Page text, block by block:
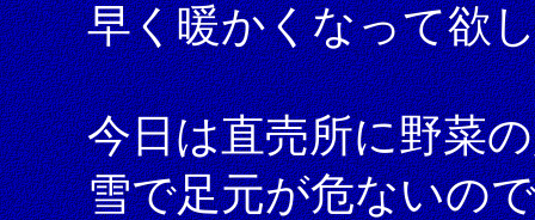
早く暖かくなって欲
今日は直売所に野菜
雪で足元が危ないので